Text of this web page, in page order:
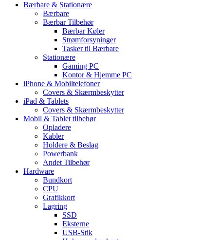
Bærbare & Stationære
Bærbare
Bærbar Tilbehør
Bærbar Køler
Strømforsyninger
Tasker til Bærbare
Stationære
Gaming PC
Kontor & Hjemme PC
iPhone & Mobiltelefoner
Covers & Skærmbeskytter
iPad & Tablets
Covers & Skærmbeskytter
Mobil & Tablet tilbehør
Opladere
Kabler
Holdere & Beslag
Powerbank
Andet Tilbehør
Hardware
Bundkort
CPU
Grafikkort
Lagring
SSD
Eksterne
USB-Stik